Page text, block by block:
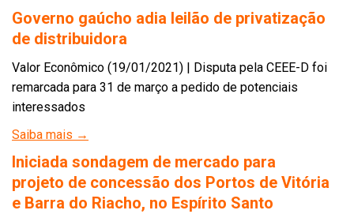
Governo gaúcho adia leilão de privatização
de distribuidora
Valor Econômico (19/01/2021) | Disputa pela CEEE-D foi
remarcada para 31 de março a pedido de potenciais
interessados
Saiba mais →
Iniciada sondagem de mercado para
projeto de concessão dos Portos de Vitória
e Barra do Riacho, no Espírito Santo